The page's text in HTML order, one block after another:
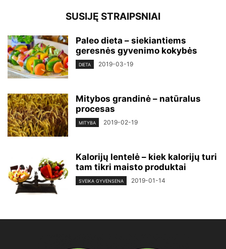
SUSIJĘ STRAIPSNIAI
Paleo dieta – siekiantiems
geresnės gyvenimo kokybės
DIETA 2019-03-19
Mitybos grandinė – natūralus
procesas
MITYBA 2019-02-19
Kalorijų lentelė – kiek kalorijų turi
tam tikri maisto produktai
SVEIKA GYVENSENA 2019-01-14